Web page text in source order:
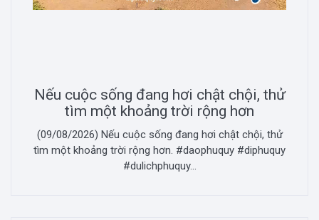
Nếu cuộc sống đang hơi chật chội, thử
tìm một khoảng trời rộng hơn
(09/08/2026) Nếu cuộc sống đang hơi chật chội, thử
tìm một khoảng trời rộng hơn. #daophuquy #diphuquy
#dulichphuquy...